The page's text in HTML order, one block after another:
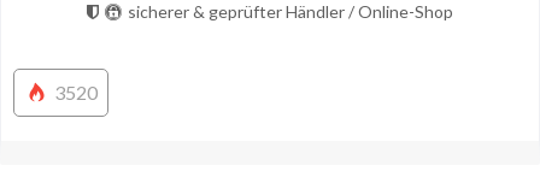
sicherer & geprüfter Händler / Online-Shop
3520